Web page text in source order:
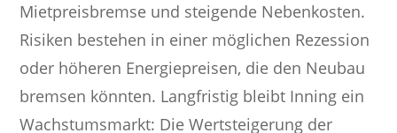
Mietpreisbremse und steigende Nebenkosten.
Risiken bestehen in einer möglichen Rezession
oder höheren Energiepreisen, die den Neubau
bremsen könnten. Langfristig bleibt Inning ein
Wachstumsmarkt: Die Wertsteigerung der